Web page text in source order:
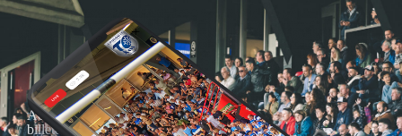
Actualités, nouveautés,
billetterie, remises